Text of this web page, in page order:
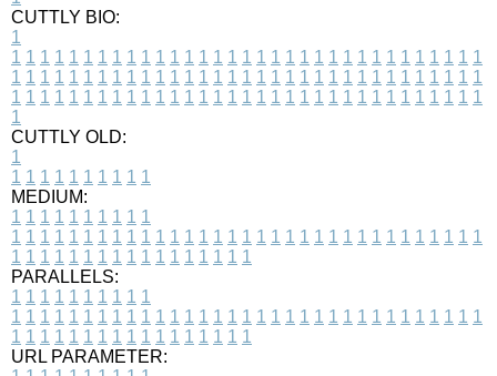
CUTTLY BIO:
1
1 1 1 1 1 1 1 1 1 1 1 1 1 1 1 1 1 1 1 1 1 1 1 1 1 1 1 1 1 1 1 1 1
1 1 1 1 1 1 1 1 1 1 1 1 1 1 1 1 1 1 1 1 1 1 1 1 1 1 1 1 1 1 1 1 1
1 1 1 1 1 1 1 1 1 1 1 1 1 1 1 1 1 1 1 1 1 1 1 1 1 1 1 1 1 1 1 1 1
1
CUTTLY OLD:
1
1 1 1 1 1 1 1 1 1 1
MEDIUM:
1 1 1 1 1 1 1 1 1 1
1 1 1 1 1 1 1 1 1 1 1 1 1 1 1 1 1 1 1 1 1 1 1 1 1 1 1 1 1 1 1 1 1
1 1 1 1 1 1 1 1 1 1 1 1 1 1 1 1 1
PARALLELS:
1 1 1 1 1 1 1 1 1 1
1 1 1 1 1 1 1 1 1 1 1 1 1 1 1 1 1 1 1 1 1 1 1 1 1 1 1 1 1 1 1 1 1
1 1 1 1 1 1 1 1 1 1 1 1 1 1 1 1 1
URL PARAMETER: